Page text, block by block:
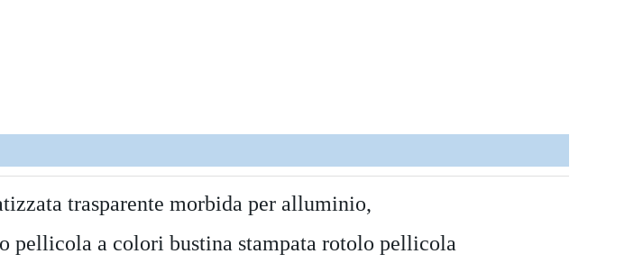
trasparente morbida per alluminio,
a colori bustina stampata rotolo pellicola